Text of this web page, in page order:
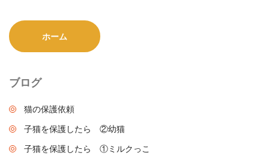
ホーム
ブログ
猫の保護依頼
子猫を保護したら ②幼猫
子猫を保護したら ①ミルクっこ